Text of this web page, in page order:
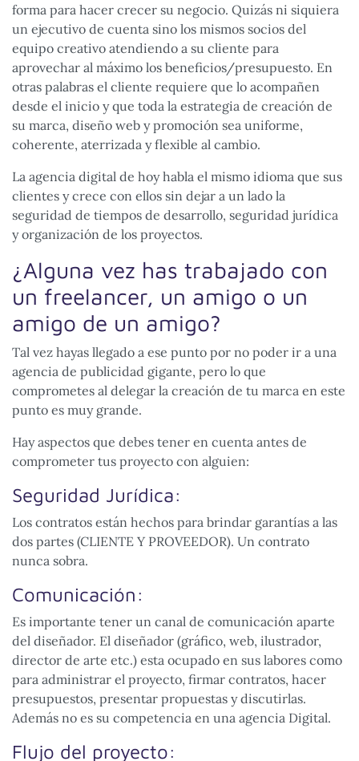
forma para hacer crecer su negocio. Quizás ni siquiera
un ejecutivo de cuenta sino los mismos socios del
equipo creativo atendiendo a su cliente para
aprovechar al máximo los beneficios/presupuesto. En
otras palabras el cliente requiere que lo acompañen
desde el inicio y que toda la estrategia de creación de
su marca, diseño web y promoción sea uniforme,
coherente, aterrizada y flexible al cambio.
La agencia digital de hoy habla el mismo idioma que sus
clientes y crece con ellos sin dejar a un lado la
seguridad de tiempos de desarrollo, seguridad jurídica
y organización de los proyectos.
¿Alguna vez has trabajado con
un freelancer, un amigo o un
amigo de un amigo?
Tal vez hayas llegado a ese punto por no poder ir a una
agencia de publicidad gigante, pero lo que
comprometes al delegar la creación de tu marca en este
punto es muy grande.
Hay aspectos que debes tener en cuenta antes de
comprometer tus proyecto con alguien:
Seguridad Jurídica:
Los contratos están hechos para brindar garantías a las
dos partes (CLIENTE Y PROVEEDOR). Un contrato
nunca sobra.
Comunicación:
Es importante tener un canal de comunicación aparte
del diseñador. El diseñador (gráfico, web, ilustrador,
director de arte etc.) esta ocupado en sus labores como
para administrar el proyecto, firmar contratos, hacer
presupuestos, presentar propuestas y discutirlas.
Además no es su competencia en una agencia Digital.
Flujo del proyecto: